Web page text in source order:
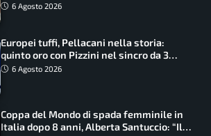
6 Agosto 2026
Europei tuffi, Pellacani nella storia:
quinto oro con Pizzini nel sincro da 3
metri
6 Agosto 2026
Coppa del Mondo di spada femminile in
Italia dopo 8 anni, Alberta Santuccio: “Il